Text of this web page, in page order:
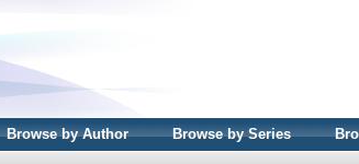
Browse by Author Browse by Series